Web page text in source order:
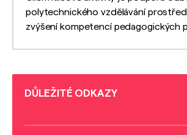
polytechnického vzdělávání
zvýšení kompetencí pedagogických
DŮLEŽITÉ ODKAZY